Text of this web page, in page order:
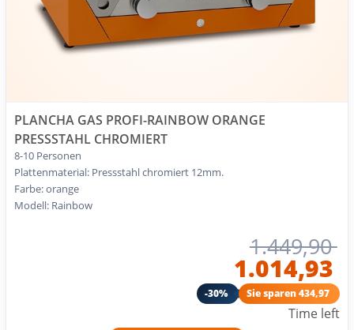
PLANCHA GAS PROFI-RAINBOW ORANGE
PRESSSTAHL CHROMIERT
8-10 Personen
Plattenmaterial: Pressstahl chromiert 12mm.
Farbe: orange
Modell: Rainbow
1.449,90
1.014,93
-30% Sie sparen 434,97
Time left